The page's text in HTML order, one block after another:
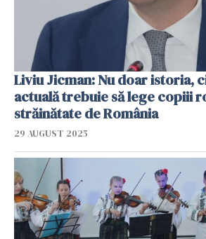
Liviu Jicman: Nu doar istoria,
actuală trebuie să lege copiii
străinătate de România
29 AUGUST 2025